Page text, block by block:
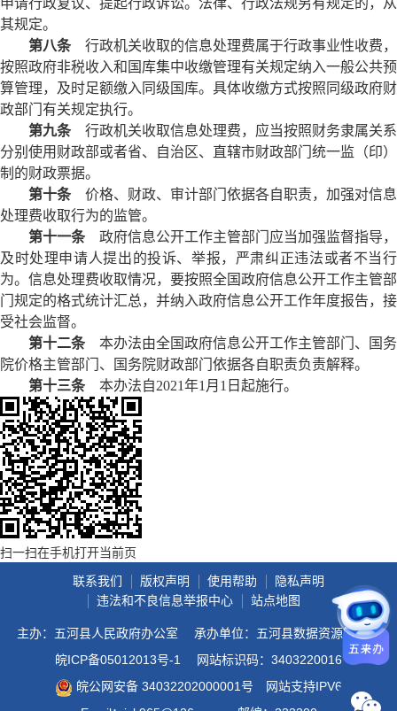
申请行政复议、提起行政诉讼。法律、行政法规另有规定的，从
其规定。
第八条行政机关收取的信息处理费属于行政事业性收费，
按照政府非税收入和国库集中收缴管理有关规定纳入一般公共预
算管理，及时足额缴入同级国库。具体收缴方式按照同级政府财
政部门有关规定执行。
第九条行政机关收取信息处理费，应当按照财务隶属关系
分别使用财政部或者省、自治区、直辖市财政部门统一监（印）
制的财政票据。
第十条价格、财政、审计部门依据各自职责，加强对信息
处理费收取行为的监管。
第十一条政府信息公开工作主管部门应当加强监督指导，
及时处理申请人提出的投诉、举报，严肃纠正违法或者不当行
为。信息处理费收取情况，要按照全国政府信息公开工作主管部
门规定的格式统计汇总，并纳入政府信息公开工作年度报告，接
受社会监督。
第十二条本办法由全国政府信息公开工作主管部门、国务
院价格主管部门、国务院财政部门依据各自职责负责解释。
第十三条本办法自2021年1月1日起施行。
扫一扫在手机打开当前页
联系我们
版权声明 使用帮助
隐私声明
违法和不良信息举报中心
站点地图
主办：五河县人民政府办公室
承办单位：五河县数据资源管理局
皖ICP备05012013号-1
网站标识码：3403220016
皖公网安备 34032202000001号
网站支持IPV6